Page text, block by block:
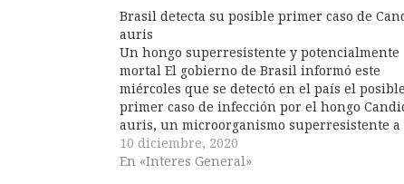
Brasil detecta su posible primer caso de
auris
Un hongo superresistente y potencialmente
mortal El gobierno de Brasil informó este
miércoles que se detectó en el país el posible
primer caso de infección por el hongo
auris, un microorganismo superresistente a
principales fármacos conocidos que puede
llegar a ser mortal para el ser humano. Según
10 diciembre, 2020
En «Interes General»